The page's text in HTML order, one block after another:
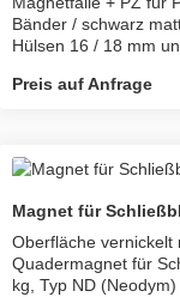
Bänder / schwarz matt G-Form Griff + Holz Rahmenteile
Hülsen 16 / 18 mm und
werkseitig geprüft auf
zu VITADOOR Zargen mit
(magnetisch): 170x29x3 mm lieferbar in DIN
mit Magneteinsatz 009100034 -
(Schließblech lang) +
Preis auf Anfrage
Magnet für
Oberfläche vernickelt mit doppelseitigem Klebepad
Quadermagnet für
kg, Typ ND (Neodym) N45 Ni Zugkraft bei